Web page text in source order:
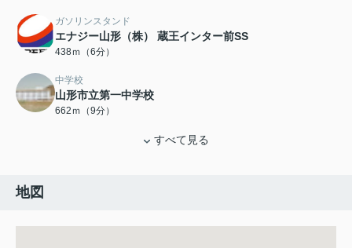
ガソリンスタンド
エナジー山形（株） 蔵王インター前SS
438ｍ（6分）
中学校
山形市立第一中学校
662ｍ（9分）
すべて見る
地図